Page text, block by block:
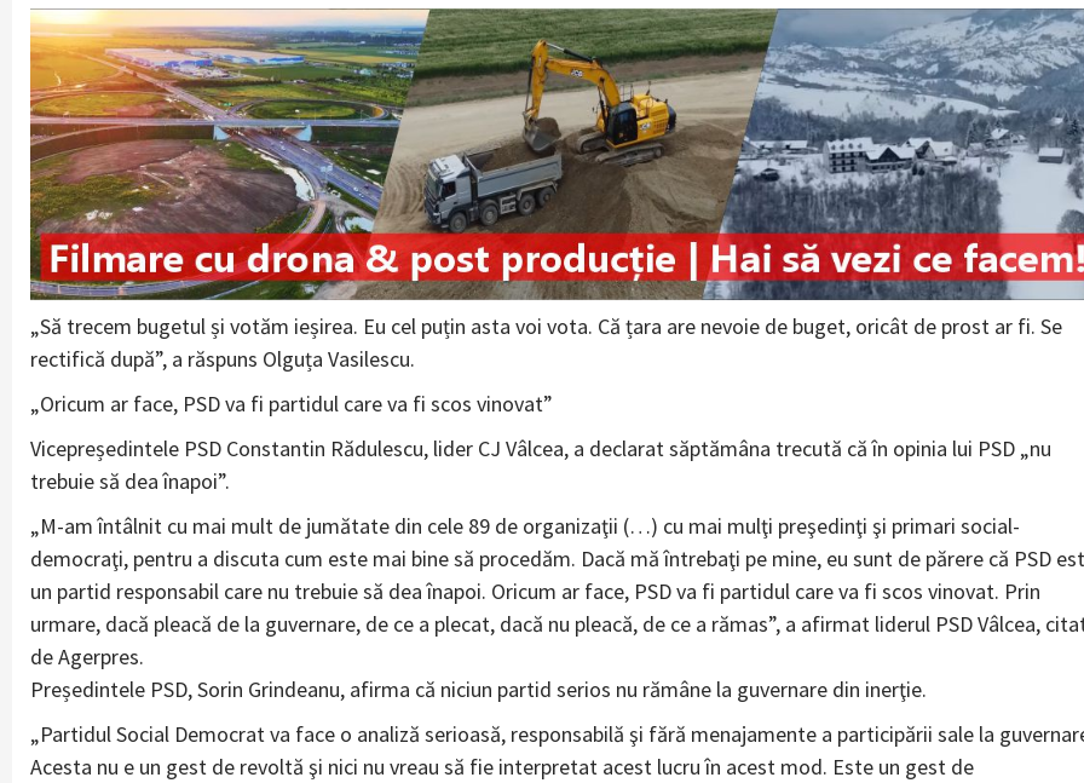
„Să trecem bugetul și votăm ieșirea. Eu cel puțin asta voi vota. Că țara are nevoie de buget, oricât de prost ar fi. Se
rectifică după”, a răspuns Olguța Vasilescu.
„Oricum ar face, PSD va fi partidul care va fi scos vinovat”
Vicepreședintele PSD Constantin Rădulescu, lider CJ Vâlcea, a declarat săptămâna trecută că în opinia lui PSD „nu
trebuie să dea înapoi”.
„M-am întâlnit cu mai mult de jumătate din cele 89 de organizaţii (…) cu mai mulţi preşedinţi şi primari social-
democraţi, pentru a discuta cum este mai bine să procedăm. Dacă mă întrebaţi pe mine, eu sunt de părere că PSD
un partid responsabil care nu trebuie să dea înapoi. Oricum ar face, PSD va fi partidul care va fi scos vinovat. Prin
urmare, dacă pleacă de la guvernare, de ce a plecat, dacă nu pleacă, de ce a rămas”, a afirmat liderul PSD Vâlcea,
de Agerpres.
Președintele PSD, Sorin Grindeanu, afirma că niciun partid serios nu rămâne la guvernare din inerţie.
„Partidul Social Democrat va face o analiză serioasă, responsabilă şi fără menajamente a participării sale la
Acesta nu e un gest de revoltă şi nici nu vreau să fie interpretat acest lucru în acest mod. Este un gest de